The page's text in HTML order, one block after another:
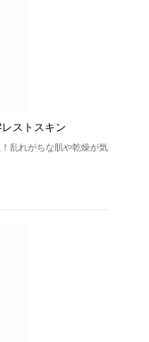
ストスキン
乱れがちな肌や乾燥が気